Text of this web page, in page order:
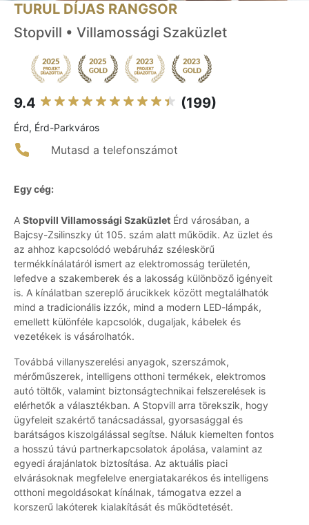
TURUL DÍJAS RANGSOR
Stopvill • Villamossági Szaküzlet
9.4 (199)
Érd, Érd-Parkváros
Mutasd a telefonszámot
Egy cég:
A Stopvill Villamossági Szaküzlet Érd városában, a
Bajcsy-Zsilinszky út 105. szám alatt működik. Az üzlet és
az ahhoz kapcsolódó webáruház széleskörű
termékkínálatáról ismert az elektromosság területén,
lefedve a szakemberek és a lakosság különböző igényeit
is. A kínálatban szereplő árucikkek között megtalálhatók
mind a tradicionális izzók, mind a modern LED-lámpák,
emellett különféle kapcsolók, dugaljak, kábelek és
vezetékek is vásárolhatók.
Továbbá villanyszerelési anyagok, szerszámok,
mérőműszerek, intelligens otthoni termékek, elektromos
autó töltők, valamint biztonságtechnikai felszerelések is
elérhetők a választékban. A Stopvill arra törekszik, hogy
ügyfeleit szakértő tanácsadással, gyorsasággal és
barátságos kiszolgálással segítse. Náluk kiemelten fontos
a hosszú távú partnerkapcsolatok ápolása, valamint az
egyedi árajánlatok biztosítása. Az aktuális piaci
elvárásoknak megfelelve energiatakarékos és intelligens
otthoni megoldásokat kínálnak, támogatva ezzel a
korszerű lakóterek kialakítását és működtetését.